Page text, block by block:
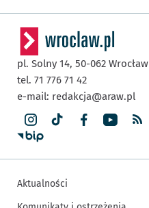
pl. Solny 14, 50-062 Wrocław
tel. 71 776 71 42
e-mail: redakcja@araw.pl
Aktualności